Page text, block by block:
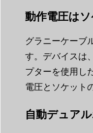
動作電圧は
グラニーケーブ
す。デバイスは
プターを使用し
電圧とソケット
自動デュア